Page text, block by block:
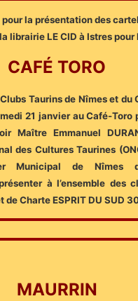
la présentation des
librairie LE CID à Istres
CAFÉ TORO
Taurins de Nîmes et du
21 janvier au Café-Toro
Maître Emmanuel
des Cultures Taurines
Municipal de Nîmes
à l’ensemble des
Charte ESPRIT DU SUD
MAURRIN